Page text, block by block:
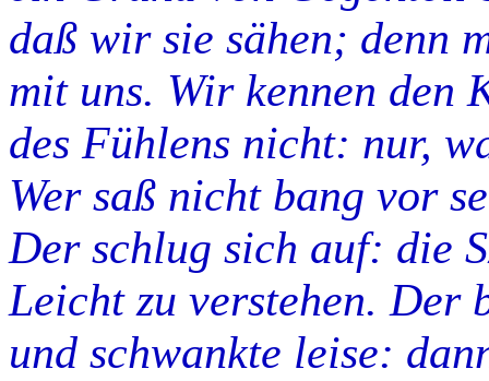
daß wir sie sähen; denn
mit uns. Wir kennen den
des Fühlens nicht: nur,
Wer saß nicht bang vor
Der schlug sich auf: die
Leicht zu verstehen. Der
und schwankte leise: